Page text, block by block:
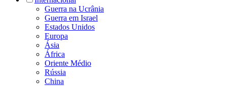
Guerra na Ucrânia
Guerra em Israel
Estados Unidos
Europa
Ásia
África
Oriente Médio
Rússia
China